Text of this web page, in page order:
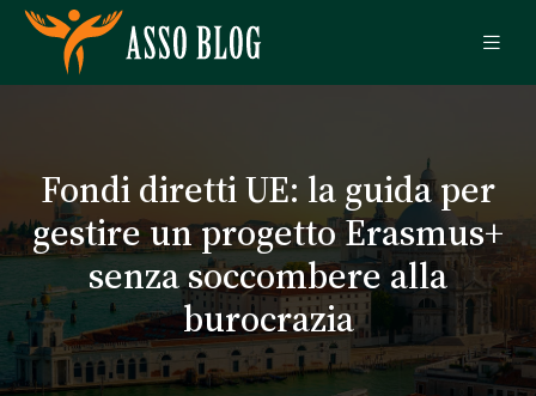
Fondi diretti UE: la guida per
gestire un progetto Erasmus+
senza soccombere alla
burocrazia